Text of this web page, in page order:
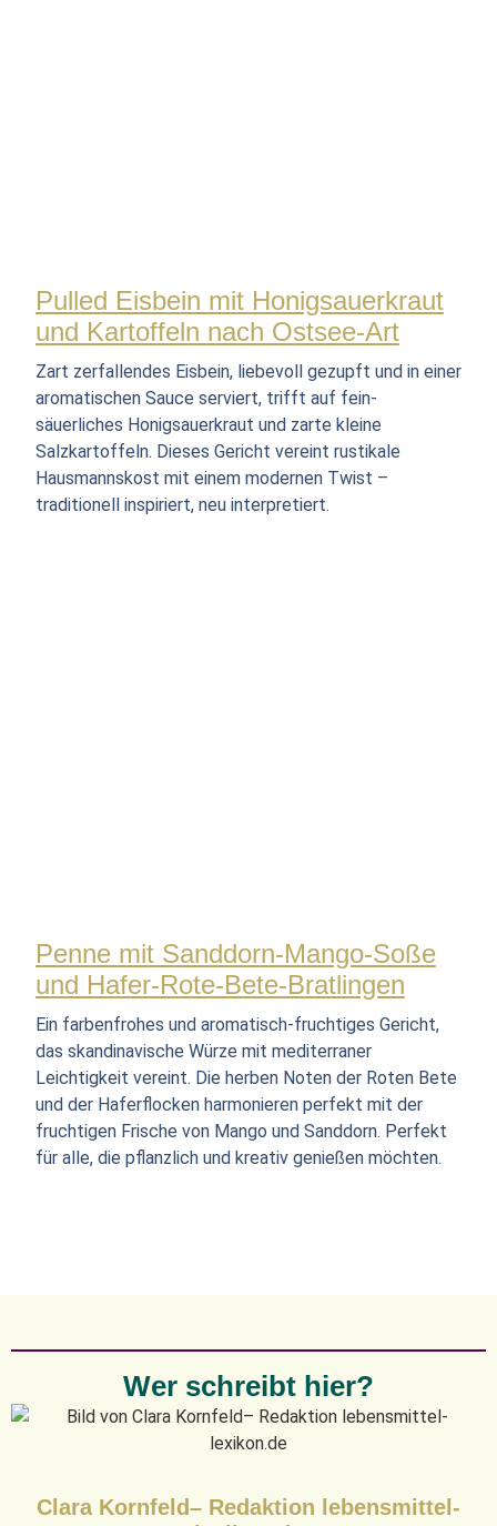
Pulled Eisbein mit Honigsauerkraut
und Kartoffeln nach Ostsee-Art
Zart zerfallendes Eisbein, liebevoll gezupft und in einer
aromatischen Sauce serviert, trifft auf fein-
säuerliches Honigsauerkraut und zarte kleine
Salzkartoffeln. Dieses Gericht vereint rustikale
Hausmannskost mit einem modernen Twist –
traditionell inspiriert, neu interpretiert.
Penne mit Sanddorn-Mango-Soße
und Hafer-Rote-Bete-Bratlingen
Ein farbenfrohes und aromatisch-fruchtiges Gericht,
das skandinavische Würze mit mediterraner
Leichtigkeit vereint. Die herben Noten der Roten Bete
und der Haferflocken harmonieren perfekt mit der
fruchtigen Frische von Mango und Sanddorn. Perfekt
für alle, die pflanzlich und kreativ genießen möchten.
Wer schreibt hier?
Clara Kornfeld– Redaktion lebensmittel-